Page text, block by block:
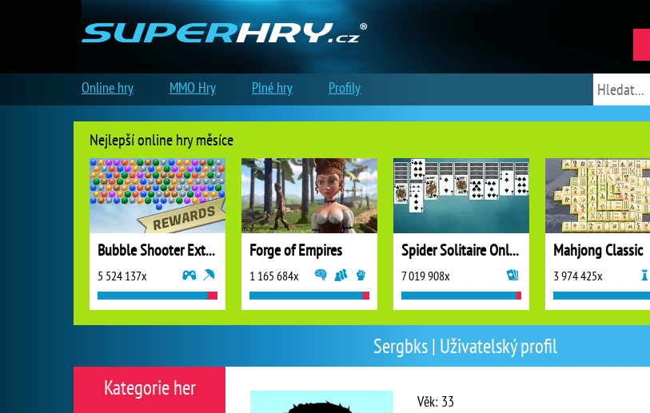
Sergbks | Uživatelský profil
Věk: 33
Kategorie her
Nejlepší online hry měsíce
Bubble Shooter Extreme
5 524 137x
Forge of Empires
1 165 684x
Spider Solitaire Online
7 019 908x
Mahjong Classic
3 974 425x
Online hry MMO Hry Plné hry Profily